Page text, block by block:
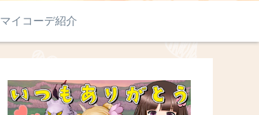
マイコーデ紹介